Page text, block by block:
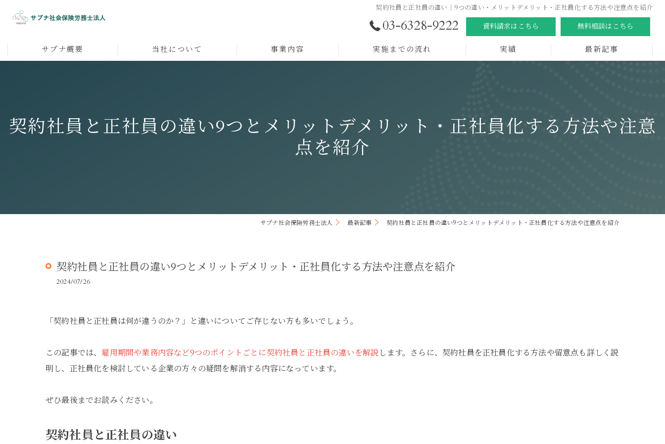
契約社員と正社員の違い｜9つの違い・メリットデメリット・正社員化する方法や注意点を紹介
03-6328-9222 資料請求はこちら 無料相談はこちら
サプナ概要 当社について
人事企画
事業内容
採用戦略
キャリアコンサルティング
実施までの流れ 実績 最新記事
契約社員と正社員の違い9つとメリットデメリット・正社員化する方法や注意
点を紹介
サプナ社会保険労務士法人 最新記事 契約社員と正社員の違い9つとメリットデメリット・正社員化する方法や注意点を紹介
契約社員と正社員の違い9つとメリットデメリット・正社員化する方法や注意点を紹介
2024/07/26
「契約社員と正社員は何が違うのか？」と違いについてご存じない方も多いでしょう。
この記事では、 雇用期間や業務内容など9つのポイントごとに契約社員と正社員の違いを解説 します。さらに、契約社員を正社員化する方法や留意点も詳しく説
明し、正社員化を検討している企業の方々の疑問を解消する内容になっています。
ぜひ最後までお読みください。
契約社員と正社員の違い